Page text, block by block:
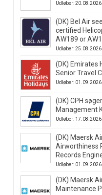
Udløber: 20.08.2026
(DK) Bel Air
certified
AW189 or
Udløber: 25.08.2026
(DK) Emirates
Senior Travel
Udløber: 01.09.2026
(DK) CPH
Management
Udløber: 17.08.2026
(DK) Maersk
Airworthiness
Records
Udløber: 01.09.2026
(DK) Maersk
Maintenance